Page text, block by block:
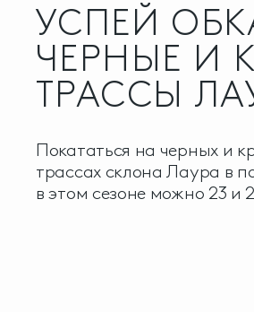
УСПЕЙ
ЧЕРНЫЕ И
ТРАССЫ
Покататься на черных и
трассах склона Лаура в
в этом сезоне можно 23 и